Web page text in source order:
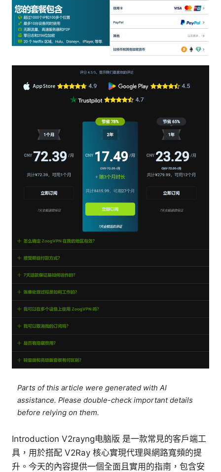
Parts of this article were generated with AI
assistance. Please double-check important details
before relying on them.
Introduction V2rayng电脑版 是一款常見的客戶端工
具，用於搭配 V2Ray 核心實現代理與網路寬頻的提
升。今天的內容提供一個全面且實用的指南，包含安